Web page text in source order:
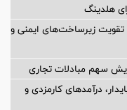
تقویت زیرساخت‌های ایمنی و
سهم مبادلات تجاری
درآمدهای کارمزدی و